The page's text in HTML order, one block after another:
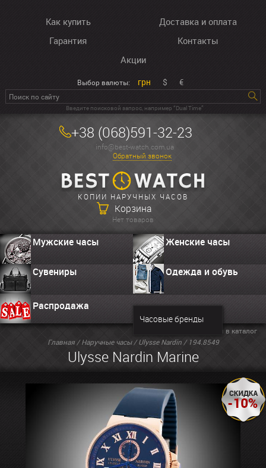
Как купить
Доставка и оплата
Гарантия
Контакты
Акции
Выбор валюты: грн $ €
Введите поисковой запрос, например “Dual Time”
+38 (068)591-32-23
info@best-watch.com.ua
Обратный звонок
КОПИИ НАРУЧНЫХ ЧАСОВ
Корзина
Нет товаров
Мужские часы Женские часы
Сувениры Одежда и обувь
Распродажа
Часовые бренды
Главная/Наручные часы/Ulysse Nardin/ 194.8549
Ulysse Nardin Marine
Вернуться в каталог